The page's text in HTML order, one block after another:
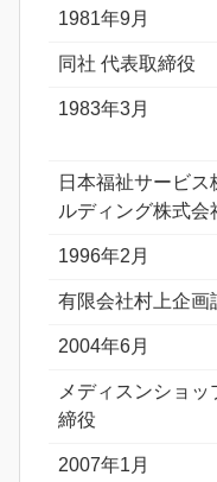
1981年9月
同社 代表取締役
1983年3月
日本福祉サービ
ルディング株式
1996年2月
有限会社村上企画
2004年6月
メディスンショ
締役
2007年1月